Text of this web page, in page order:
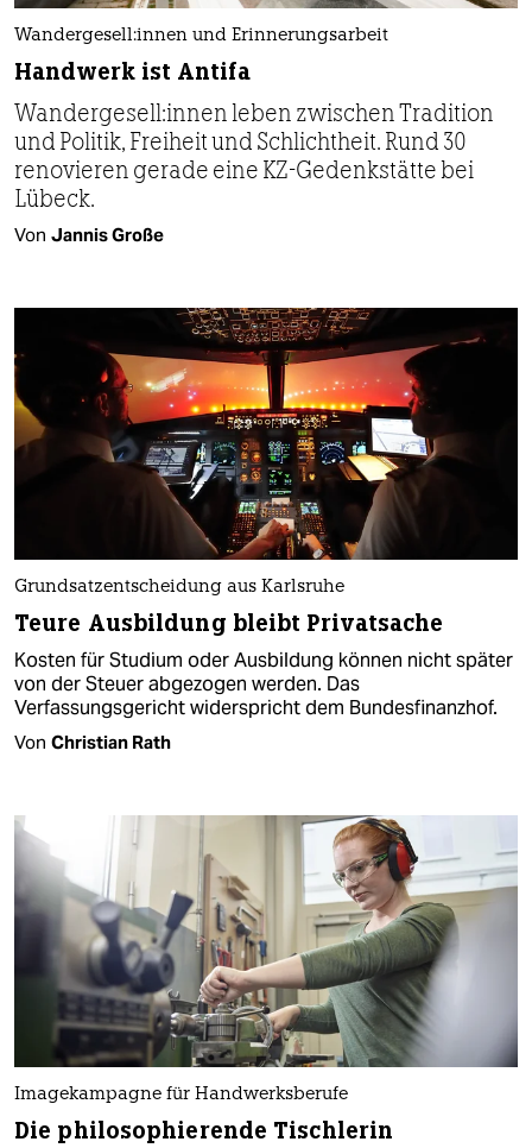
Wan­der­ge­sel­l:in­nen und Erinnerungsarbeit
Handwerk ist Antifa
Wan­der­ge­sel­l:in­nen leben zwischen Tradition
und Politik, Freiheit und Schlichtheit. Rund 30
renovieren gerade eine KZ-Gedenkstätte bei
Lübeck.
Von Jannis Große
Grundsatzentscheidung aus Karlsruhe
Teure Ausbildung bleibt Privatsache
Kosten für Studium oder Ausbildung können nicht später
von der Steuer abgezogen werden. Das
Verfassungsgericht widerspricht dem Bundesfinanzhof.
Von Christian Rath
Imagekampagne für Handwerksberufe
Die philosophierende Tischlerin